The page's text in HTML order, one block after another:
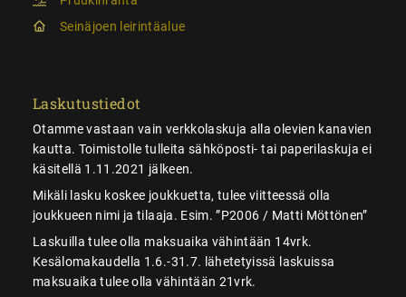
Seinäjoen leirintäalue
Laskutustiedot
Otamme vastaan vain verkkolaskuja alla olevien kanavien
kautta. Toimistolle tulleita sähköposti- tai paperilaskuja ei
käsitellä 1.11.2021 jälkeen.
Mikäli lasku koskee joukkuetta, tulee viitteessä olla
joukkueen nimi ja tilaaja. Esim. ”P2006 / Matti Möttönen”
Laskuilla tulee olla maksuaika vähintään 14vrk.
Kesälomakaudella 1.6.-31.7. lähetetyissä laskuissa
maksuaika tulee olla vähintään 21vrk.